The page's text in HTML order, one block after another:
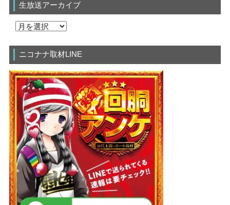
生放送アーカイブ
ニコナナ取材LINE